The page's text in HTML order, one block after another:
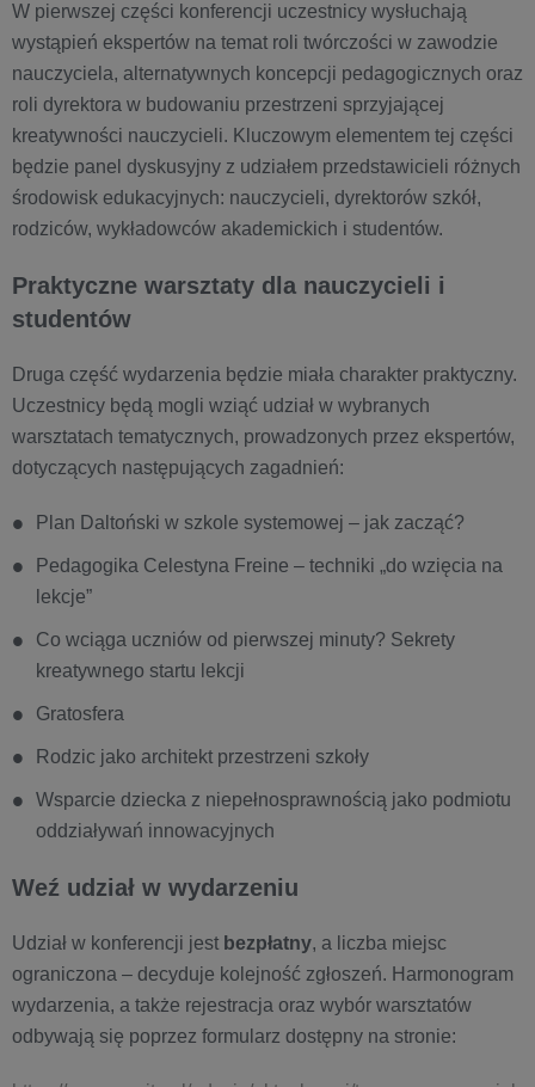
W pierwszej części konferencji uczestnicy wysłuchają
wystąpień ekspertów na temat roli twórczości w zawodzie
nauczyciela, alternatywnych koncepcji pedagogicznych oraz
roli dyrektora w budowaniu przestrzeni sprzyjającej
kreatywności nauczycieli. Kluczowym elementem tej części
będzie panel dyskusyjny z udziałem przedstawicieli różnych
środowisk edukacyjnych: nauczycieli, dyrektorów szkół,
rodziców, wykładowców akademickich i studentów.
Praktyczne warsztaty dla nauczycieli i
studentów
Druga część wydarzenia będzie miała charakter praktyczny.
Uczestnicy będą mogli wziąć udział w wybranych
warsztatach tematycznych, prowadzonych przez ekspertów,
dotyczących następujących zagadnień:
Plan Daltoński w szkole systemowej – jak zacząć?
Pedagogika Celestyna Freine – techniki „do wzięcia na
lekcje”
Co wciąga uczniów od pierwszej minuty? Sekrety
kreatywnego startu lekcji
Gratosfera
Rodzic jako architekt przestrzeni szkoły
Wsparcie dziecka z niepełnosprawnością jako podmiotu
oddziaływań innowacyjnych
Weź udział w wydarzeniu
Udział w konferencji jest bezpłatny, a liczba miejsc
ograniczona – decyduje kolejność zgłoszeń. Harmonogram
wydarzenia, a także rejestracja oraz wybór warsztatów
odbywają się poprzez formularz dostępny na stronie: